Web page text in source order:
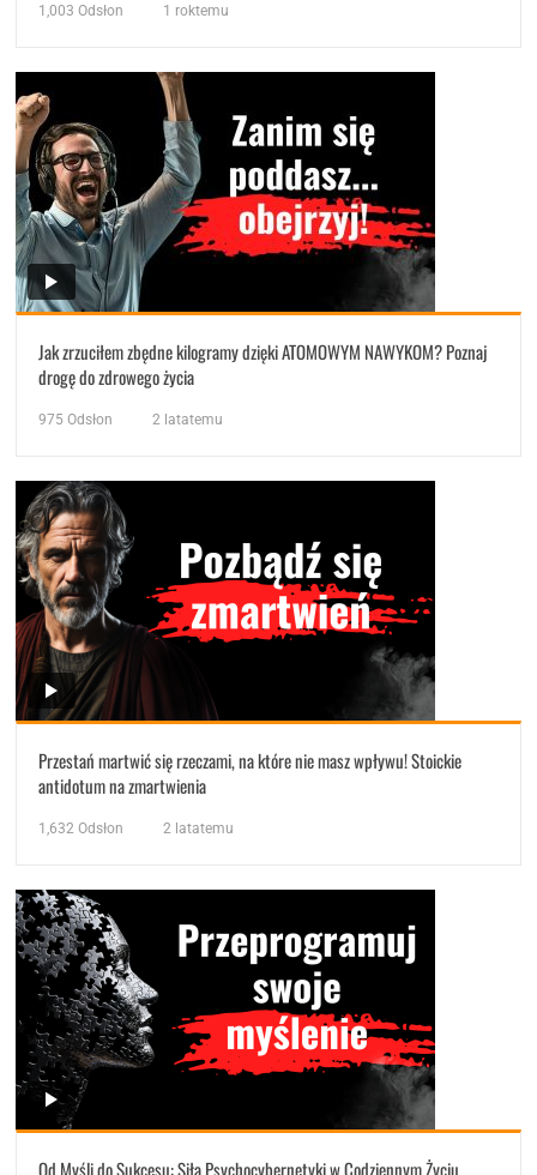
1,003 Odsłon 1 roktemu
Jak zrzuciłem zbędne kilogramy dzięki ATOMOWYM NAWYKOM? Poznaj
drogę do zdrowego życia
975 Odsłon 2 latatemu
Przestań martwić się rzeczami, na które nie masz wpływu! Stoickie
antidotum na zmartwienia
1,632 Odsłon 2 latatemu
Od Myśli do Sukcesu: Siła Psychocybernetyki w Codziennym Życiu